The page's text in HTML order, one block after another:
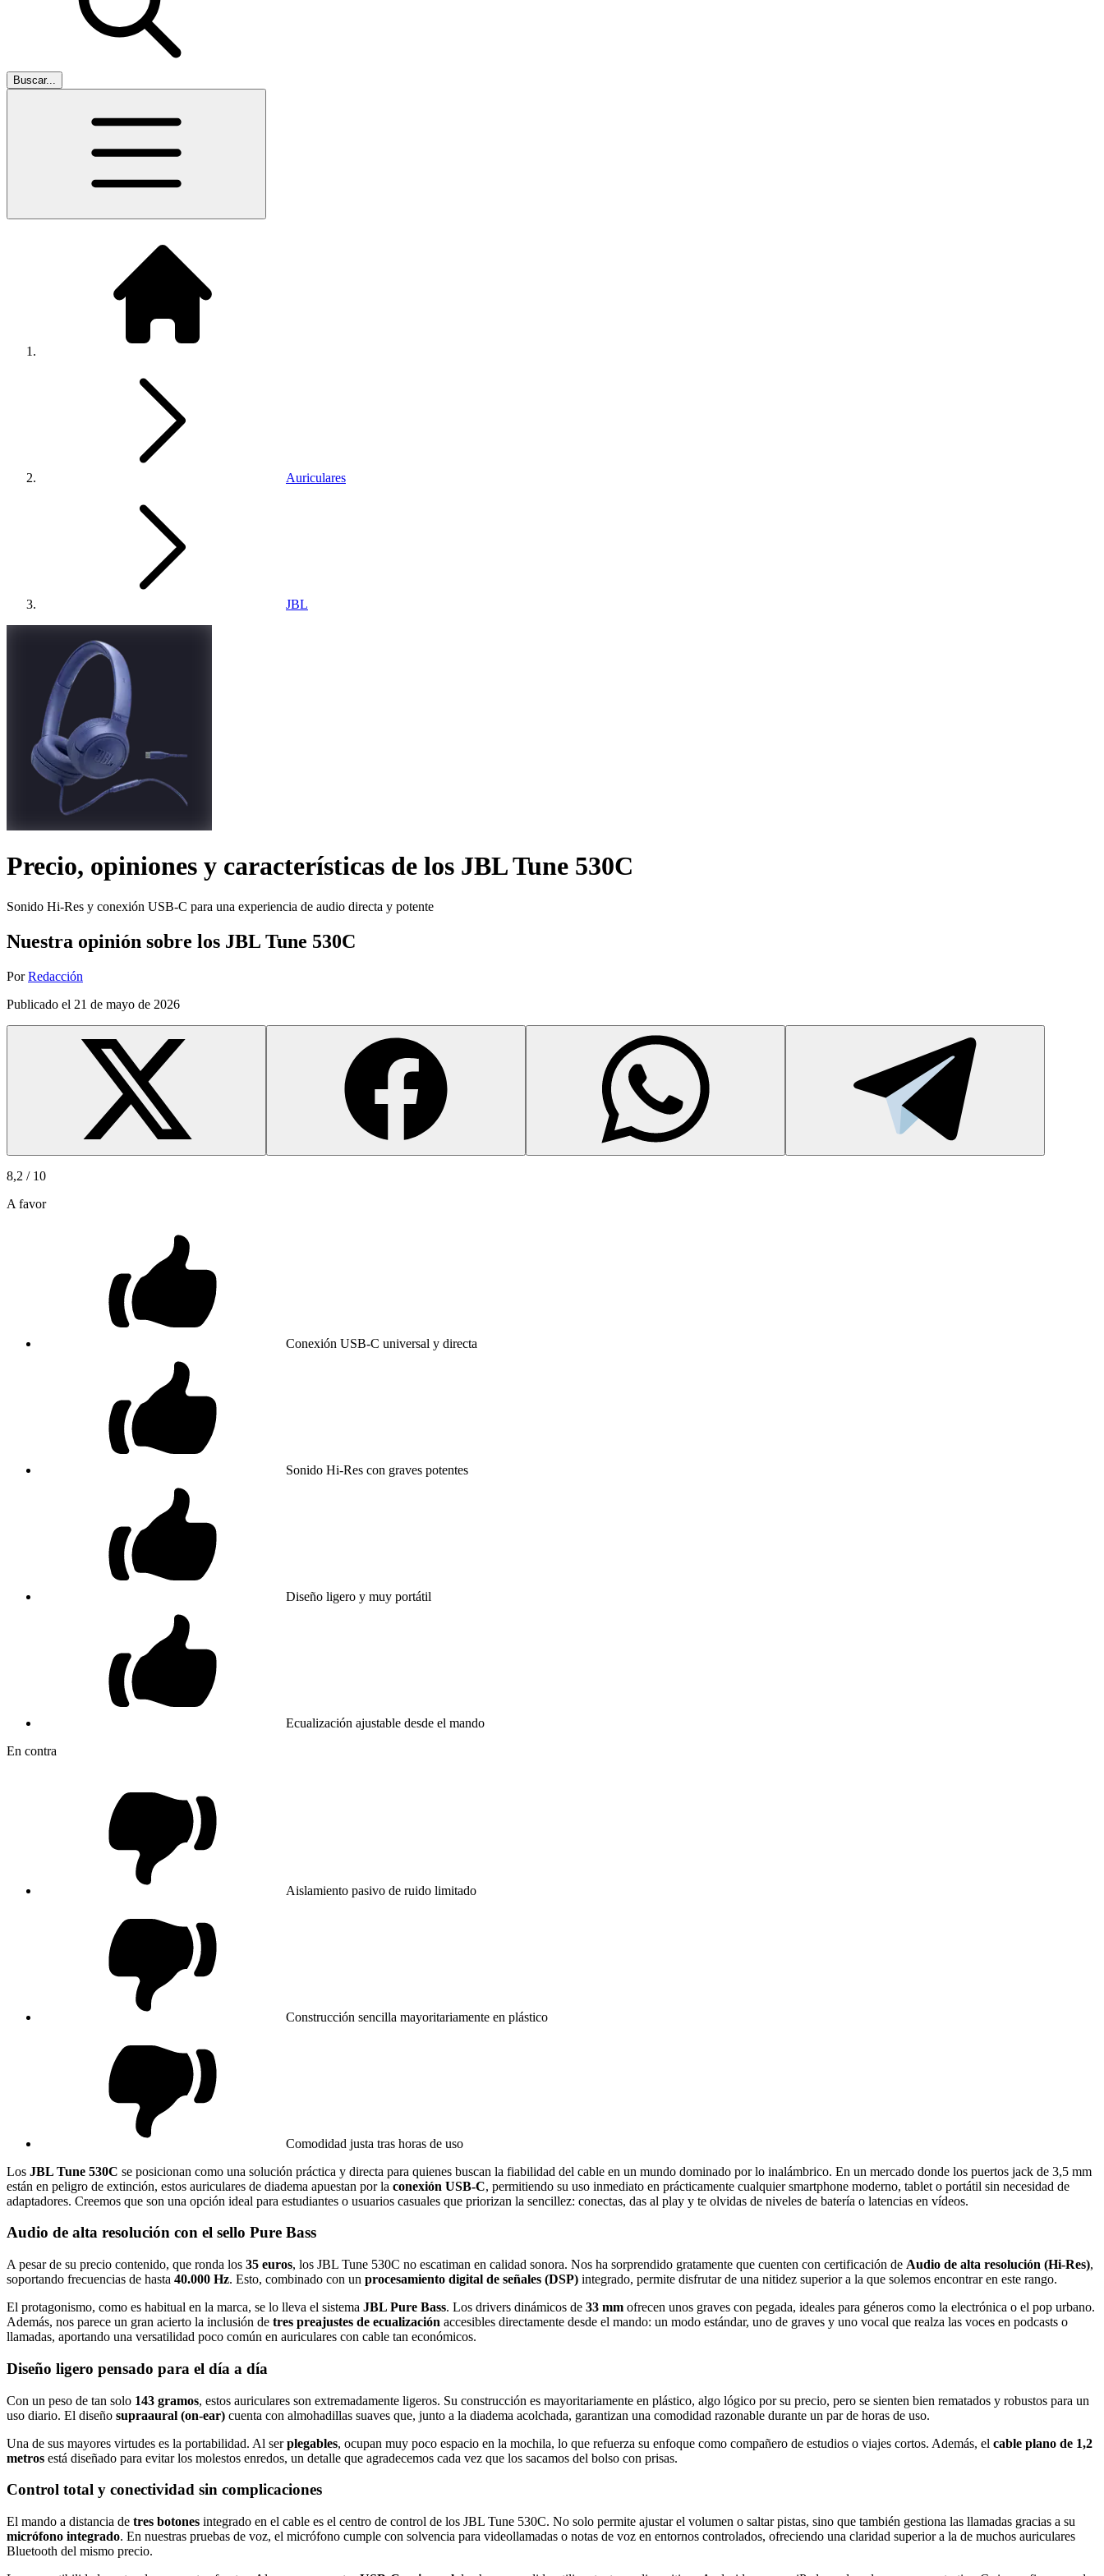
Buscar...
Auriculares
JBL
Precio, opiniones y características de los JBL Tune 530C
Sonido Hi-Res y conexión USB-C para una experiencia de audio directa y potente
Nuestra opinión sobre los JBL Tune 530C
Por Redacción
Publicado el 21 de mayo de 2026
8,2 / 10
A favor
Conexión USB-C universal y directa
Sonido Hi-Res con graves potentes
Diseño ligero y muy portátil
Ecualización ajustable desde el mando
En contra
Aislamiento pasivo de ruido limitado
Construcción sencilla mayoritariamente en plástico
Comodidad justa tras horas de uso
Los JBL Tune 530C se posicionan como una solución práctica y directa para quienes buscan la fiabilidad del cable en un mundo dominado por lo inalámbrico. En un mercado donde los puertos jack de 3,5 mm
están en peligro de extinción, estos auriculares de diadema apuestan por la conexión USB-C, permitiendo su uso inmediato en prácticamente cualquier smartphone moderno, tablet o portátil sin necesidad de
adaptadores. Creemos que son una opción ideal para estudiantes o usuarios casuales que priorizan la sencillez: conectas, das al play y te olvidas de niveles de batería o latencias en vídeos.
Audio de alta resolución con el sello Pure Bass
A pesar de su precio contenido, que ronda los 35 euros, los JBL Tune 530C no escatiman en calidad sonora. Nos ha sorprendido gratamente que cuenten con certificación de Audio de alta resolución (Hi-Res),
soportando frecuencias de hasta 40.000 Hz. Esto, combinado con un procesamiento digital de señales (DSP) integrado, permite disfrutar de una nitidez superior a la que solemos encontrar en este rango.
El protagonismo, como es habitual en la marca, se lo lleva el sistema JBL Pure Bass. Los drivers dinámicos de 33 mm ofrecen unos graves con pegada, ideales para géneros como la electrónica o el pop urbano.
Además, nos parece un gran acierto la inclusión de tres preajustes de ecualización accesibles directamente desde el mando: un modo estándar, uno de graves y uno vocal que realza las voces en podcasts o
llamadas, aportando una versatilidad poco común en auriculares con cable tan económicos.
Diseño ligero pensado para el día a día
Con un peso de tan solo 143 gramos, estos auriculares son extremadamente ligeros. Su construcción es mayoritariamente en plástico, algo lógico por su precio, pero se sienten bien rematados y robustos para un
uso diario. El diseño supraaural (on-ear) cuenta con almohadillas suaves que, junto a la diadema acolchada, garantizan una comodidad razonable durante un par de horas de uso.
Una de sus mayores virtudes es la portabilidad. Al serplegables, ocupan muy poco espacio en la mochila, lo que refuerza su enfoque como compañero de estudios o viajes cortos. Además, el cable plano de 1,2
metros está diseñado para evitar los molestos enredos, un detalle que agradecemos cada vez que los sacamos del bolso con prisas.
Control total y conectividad sin complicaciones
El mando a distancia de tres botones integrado en el cable es el centro de control de los JBL Tune 530C. No solo permite ajustar el volumen o saltar pistas, sino que también gestiona las llamadas gracias a su
micrófono integrado. En nuestras pruebas de voz, el micrófono cumple con solvencia para videollamadas o notas de voz en entornos controlados, ofreciendo una claridad superior a la de muchos auriculares
Bluetooth del mismo precio.